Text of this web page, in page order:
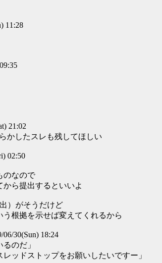
11:28
21:02
かしたスレも残してほしい
02:50
のなので
ら提出するといいよ
）がそうだけど
根拠を示せば変えてくれるから
30(Sun) 18:24
のだ」
ッドストップをお願いしたいですー」